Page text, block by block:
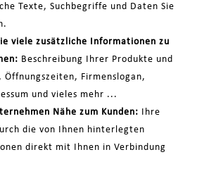
Texte, Suchbegriffe und Daten Sie
viele zusätzliche Informationen zu
Beschreibung Ihrer Produkte und
Öffnungszeiten, Firmenslogan,
und vieles mehr ...
Nähe zum Kunden: Ihre
die von Ihnen hinterlegten
direkt mit Ihnen in Verbindung